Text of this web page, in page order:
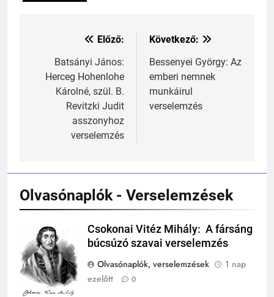
Bejegyzés
navigáció
Előző:
Batsányi János:
Herceg Hohenlohe
Károlné, szül. B.
Revitzki Judit
asszonyhoz
verselemzés
Következő:
Bessenyei György: Az
emberi nemnek
munkáirul
verselemzés
Olvasónaplók - Verselemzések
Csokonai Vitéz
Mihály
Csokonai Vitéz Mihály: A fársáng
búcsúzó szavai verselemzés
Olvasónaplók, verselemzések
1 nap
ezelőtt
0
Ki találta fel a gőzgépet?
TÖRTÉNELEM ÉRDEKESSÉGEK
242
Kik voltak a három királyok?
KIK VOLTAK?
243